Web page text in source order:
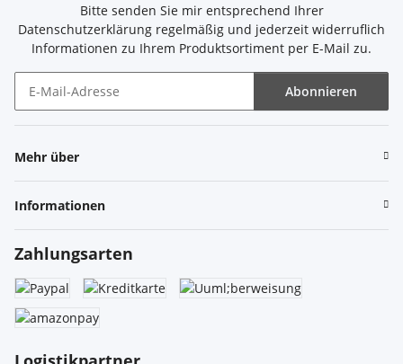
Bitte senden Sie mir entsprechend Ihrer
Datenschutzerklärung regelmäßig und jederzeit widerruflich
Informationen zu Ihrem Produktsortiment per E-Mail zu.
Abonnieren
Mehr über
Informationen
Zahlungsarten